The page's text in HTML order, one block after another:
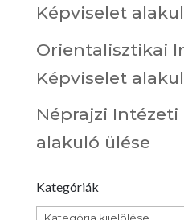
Képviselet
Orientalisztikai
Képviselet
Néprajzi Intézeti
alakuló ülése
Kategóriák
Kategóriák